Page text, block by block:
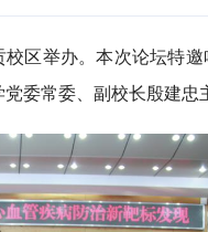
区举办。本次论坛特
委常委、副校长殷建忠